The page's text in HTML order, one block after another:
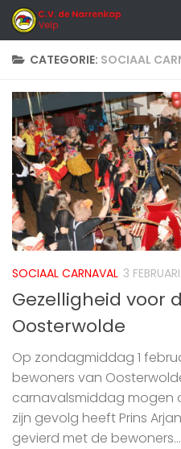
Doorgaan naar inhoud
CATEGORIE: SOCIAAL
SOCIAAL CARNAVAL 3
Gezelligheid voor
Oosterwolde
Op zondagmiddag 1
bewoners van
carnavalsmiddag mogen
zijn gevolg heeft Prins
gevierd met de